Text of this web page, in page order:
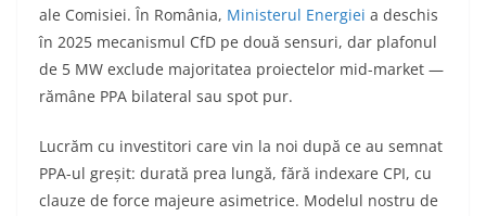
ale Comisiei. În România, Ministerul Energiei a deschis
în 2025 mecanismul CfD pe două sensuri, dar plafonul
de 5 MW exclude majoritatea proiectelor mid-market —
rămâne PPA bilateral sau spot pur.
Lucrăm cu investitori care vin la noi după ce au semnat
PPA-ul greșit: durată prea lungă, fără indexare CPI, cu
clauze de force majeure asimetrice. Modelul nostru de